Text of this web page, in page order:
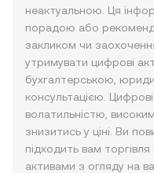
неактуальною. Ця
порадою або
закликом чи
утримувати цифрові
бухгалтерською,
консультацією.
волатильністю,
знизитись у ціні. Ви
підходить вам
активами з огляду на